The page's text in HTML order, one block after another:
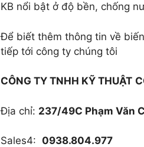
KB nổi bật ở độ bền, chống
Để biết thêm thông tin về
tiếp tới công ty chúng tôi
CÔNG TY TNHH KỸ THUẬT
Địa chỉ: 237/49C Phạm Văn
Sales4: 0938.804.977